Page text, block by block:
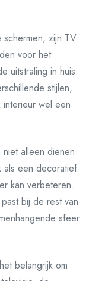
zijn TV
voor het
uitstraling in huis.
stijlen,
wel een
alleen dienen
als een decoratief
kan verbeteren.
bij de rest van
sfeer
belangrijk om